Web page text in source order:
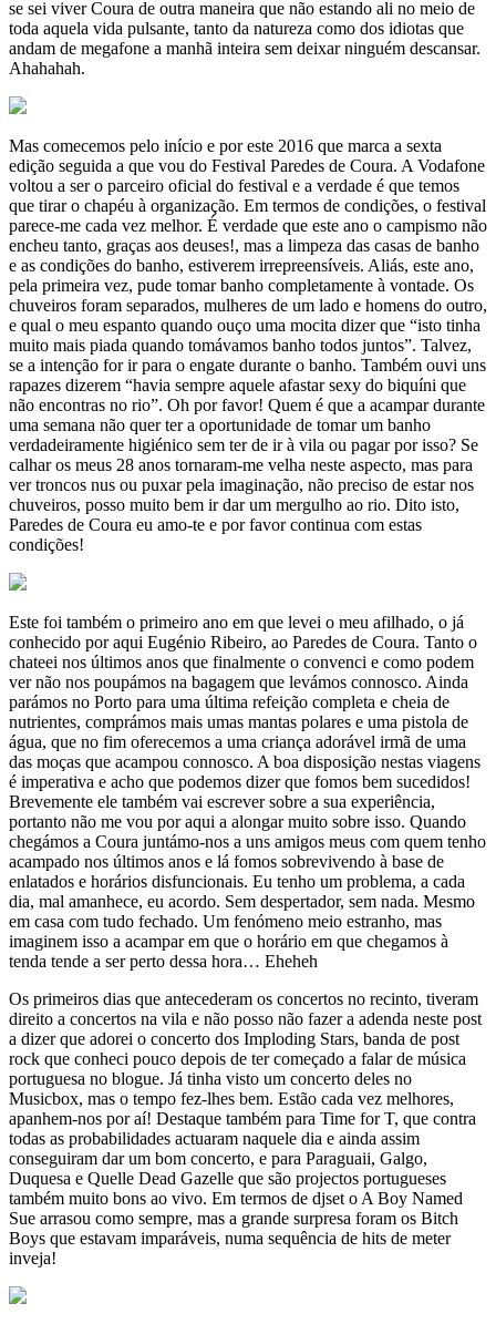
se sei viver Coura de outra maneira que não estando ali no meio de
toda aquela vida pulsante, tanto da natureza como dos idiotas que
andam de megafone a manhã inteira sem deixar ninguém descansar.
Ahahahah.
Mas comecemos pelo início e por este 2016 que marca a sexta
edição seguida a que vou do Festival Paredes de Coura. A Vodafone
voltou a ser o parceiro oficial do festival e a verdade é que temos
que tirar o chapéu à organização. Em termos de condições, o festival
parece-me cada vez melhor. É verdade que este ano o campismo não
encheu tanto, graças aos deuses!, mas a limpeza das casas de banho
e as condições do banho, estiverem irrepreensíveis. Aliás, este ano,
pela primeira vez, pude tomar banho completamente à vontade. Os
chuveiros foram separados, mulheres de um lado e homens do outro,
e qual o meu espanto quando ouço uma mocita dizer que “isto tinha
muito mais piada quando tomávamos banho todos juntos”. Talvez,
se a intenção for ir para o engate durante o banho. Também ouvi uns
rapazes dizerem “havia sempre aquele afastar sexy do biquíni que
não encontras no rio”. Oh por favor! Quem é que a acampar durante
uma semana não quer ter a oportunidade de tomar um banho
verdadeiramente higiénico sem ter de ir à vila ou pagar por isso? Se
calhar os meus 28 anos tornaram-me velha neste aspecto, mas para
ver troncos nus ou puxar pela imaginação, não preciso de estar nos
chuveiros, posso muito bem ir dar um mergulho ao rio. Dito isto,
Paredes de Coura eu amo-te e por favor continua com estas
condições!
Este foi também o primeiro ano em que levei o meu afilhado, o já
conhecido por aqui Eugénio Ribeiro, ao Paredes de Coura. Tanto o
chateei nos últimos anos que finalmente o convenci e como podem
ver não nos poupámos na bagagem que levámos connosco. Ainda
parámos no Porto para uma última refeição completa e cheia de
nutrientes, comprámos mais umas mantas polares e uma pistola de
água, que no fim oferecemos a uma criança adorável irmã de uma
das moças que acampou connosco. A boa disposição nestas viagens
é imperativa e acho que podemos dizer que fomos bem sucedidos!
Brevemente ele também vai escrever sobre a sua experiência,
portanto não me vou por aqui a alongar muito sobre isso. Quando
chegámos a Coura juntámo-nos a uns amigos meus com quem tenho
acampado nos últimos anos e lá fomos sobrevivendo à base de
enlatados e horários disfuncionais. Eu tenho um problema, a cada
dia, mal amanhece, eu acordo. Sem despertador, sem nada. Mesmo
em casa com tudo fechado. Um fenómeno meio estranho, mas
imaginem isso a acampar em que o horário em que chegamos à
tenda tende a ser perto dessa hora… Eheheh
Os primeiros dias que antecederam os concertos no recinto, tiveram
direito a concertos na vila e não posso não fazer a adenda neste post
a dizer que adorei o concerto dos Imploding Stars, banda de post
rock que conheci pouco depois de ter começado a falar de música
portuguesa no blogue. Já tinha visto um concerto deles no
Musicbox, mas o tempo fez-lhes bem. Estão cada vez melhores,
apanhem-nos por aí! Destaque também para Time for T, que contra
todas as probabilidades actuaram naquele dia e ainda assim
conseguiram dar um bom concerto, e para Paraguaii, Galgo,
Duquesa e Quelle Dead Gazelle que são projectos portugueses
também muito bons ao vivo. Em termos de djset o A Boy Named
Sue arrasou como sempre, mas a grande surpresa foram os Bitch
Boys que estavam imparáveis, numa sequência de hits de meter
inveja!